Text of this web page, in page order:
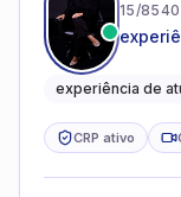
15/8540
experiência de
CRP ativo